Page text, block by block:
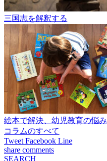
三国志を解釈する
絵本で解決、幼児教育の悩み
コラムのすべて
Tweet Facebook Line
share comments
SEARCH